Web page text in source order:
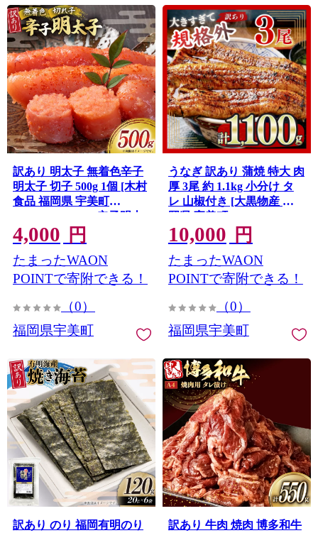
訳あり 明太子 無着色辛子
明太子 切子 500g 1個 [木村
食品 福岡県 宇美町
um40beg040002] 辛子明太
子 小分け めんたいこ 辛子
めんたいこ ご飯のお供 お
つまみ おかず 家庭用 冷凍
訳アリ
4,000 円
たまったWAON
POINTで寄附できる！
（0）
福岡県宇美町
うなぎ 訳あり 蒲焼 特大 肉
厚 3尾 約 1.1kg 小分け タ
レ 山椒付き [大黒物産 福
岡県 宇美町
um40bak830001] 不揃い 規
格外 家庭用 鰻 ウナギ
unagi うなぎ蒲焼 鰻蒲焼き
蒲焼き かば焼き 真空パッ
万円以下 10000円の品
10,000 円
たまったWAON
POINTで寄附できる！
（0）
福岡県宇美町
訳あり のり 福岡有明のり
訳あり 牛肉 焼肉 博多和牛